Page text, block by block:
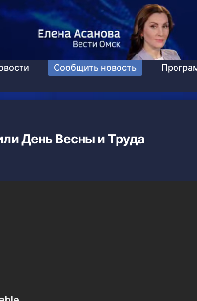
Сообщить новость
День Весны и Труда